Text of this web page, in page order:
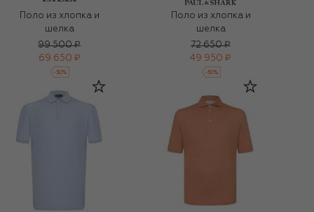
Поло из хлопка и
шелка
99 500 ₽
69 650 ₽
-30%
Поло из хлопка и
шелка
72 650 ₽
49 950 ₽
-30%